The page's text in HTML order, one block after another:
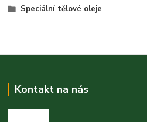
Speciální tělové oleje
Kontakt na nás